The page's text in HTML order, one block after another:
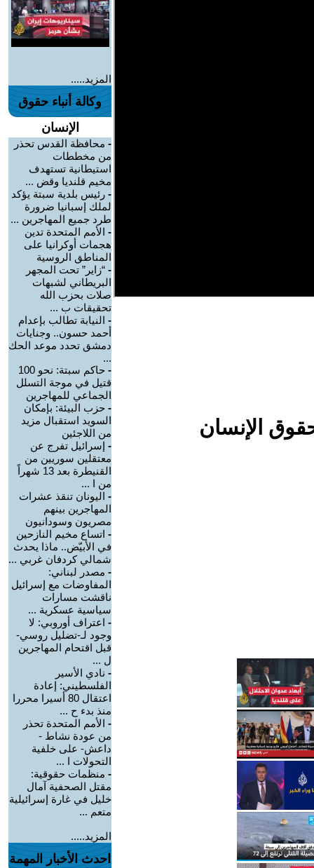
الإنسان
المزيد.....
وكالة أنباء حقوق
الإنسان
- محافظة القدس تحذر
من مخططات
استيطانية تستهدف
مخيم قلنديا وقض ...
- رئيس بلدية سبتة يؤكد
لملك إسبانيا ضرورة
طرد جميع المهاجرين ...
- الأمم المتحدة تدين
هجمات أوكرانيا على
المناطق الروسية
- “زاير” تحت المجهر
البريطاني لشبهات
صلات بحزب الله
تحقيقات ب ...
- النيابة تطالب بإعدام
أحمد حسون.. وجنايات
دمشق تحدد موعد الحك
...
-
حاكم سبتة: نحو 100
قتيل في موجة التسلل
الجماعي للمهاجرين
- حزب البيئة: بإمكان
السويد استقبال مزيد
من اللاجئين
- إسرائيل تفرج عن
معتقلين سوريين من
القنيطرة بعد 13 شهراً
من ا ...
- اليونان تنقذ عشرات
المهاجرين بينهم
مصريون وسودانيون
- اتساع مخيم النازحين
في الأبيّض.. ماذا يحدث
شمالي كردفان غربي ...
- مصدر لبناني:
المفاوضات مع إسرائيل
ناقشت مسارات
سياسية عسكرية ...
- اعتراف أوروبي: لا
وجود لـ-تضليل روسي-
قبل اقتحام المهاجرين
ل ...
- نادي الأسير
الفلسطيني: إعادة
اعتقال 80 أسيرا محررا
منذ بدء ح ...
- الأمم المتحدة تحذر
من عودة نشاط -
داعش- على خلفية
التحولات ا ...
- منظمات حقوقية:
مقتل الصحفية آمال
خليل في غارة إسرائيلية
متعم ...
المزيد.....
احدث الأخبار المهمة